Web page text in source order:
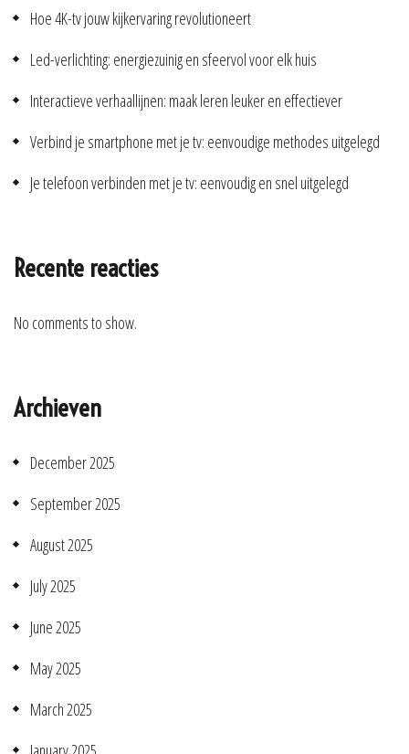
Hoe 4K-tv jouw kijkervaring revolutioneert
Led-verlichting: energiezuinig en sfeervol voor elk huis
Interactieve verhaallijnen: maak leren leuker en effectiever
Verbind je smartphone met je tv: eenvoudige methodes uitgelegd
Je telefoon verbinden met je tv: eenvoudig en snel uitgelegd
Recente reacties
No comments to show.
Archieven
December 2025
September 2025
August 2025
July 2025
June 2025
May 2025
March 2025